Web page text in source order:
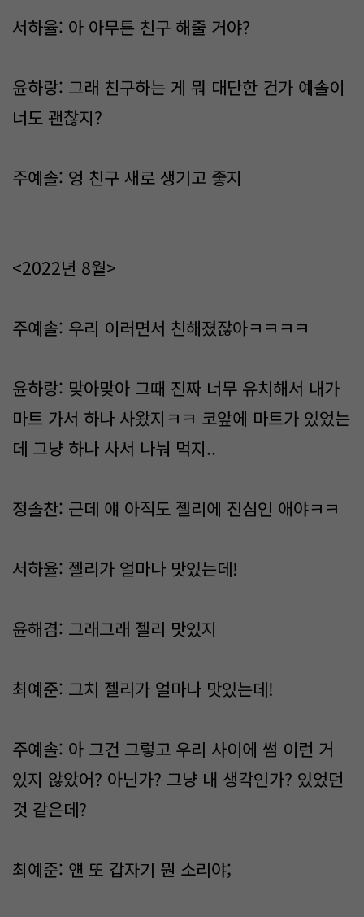
서하율: 아 아무튼 친구 해줄 거야?
윤하랑: 그래 친구하는 게 뭐 대단한 건가 예솔이
너도 괜찮지?
주예솔: 엉 친구 새로 생기고 좋지
<2022년 8월>
주예솔: 우리 이러면서 친해졌잖아ㅋㅋㅋㅋ
윤하랑: 맞아맞아 그때 진짜 너무 유치해서 내가
마트 가서 하나 사왔지ㅋㅋ 코앞에 마트가 있었는
데 그냥 하나 사서 나눠 먹지..
정솔찬: 근데 얘 아직도 젤리에 진심인 애야ㅋㅋ
서하율: 젤리가 얼마나 맛있는데!
윤해겸: 그래그래 젤리 맛있지
최예준: 그치 젤리가 얼마나 맛있는데!
주예솔: 아 그건 그렇고 우리 사이에 썸 이런 거
있지 않았어? 아닌가? 그냥 내 생각인가? 있었던
것 같은데?
최예준: 얜 또 갑자기 뭔 소리야;